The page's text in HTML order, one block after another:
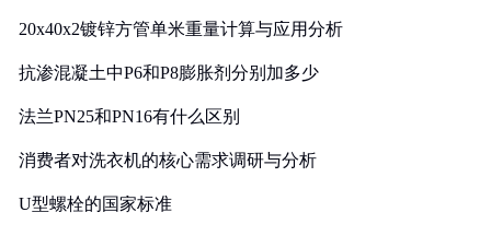
20x40x2镀锌方管单米重量计算与应用分析
抗渗混凝土中P6和P8膨胀剂分别加多少
法兰PN25和PN16有什么区别
消费者对洗衣机的核心需求调研与分析
U型螺栓的国家标准